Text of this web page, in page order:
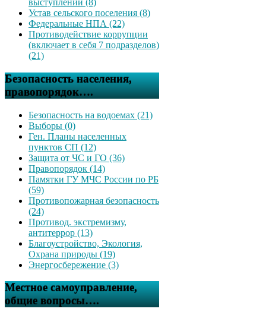
выступлений (8)
Устав сельского поселения (8)
Федеральные НПА (22)
Противодействие коррупции
(включает в себя 7 подразделов)
(21)
Безопасность населения,
правопорядок….
Безопасность на водоемах (21)
Выборы (0)
Ген. Планы населенных
пунктов СП (12)
Защита от ЧС и ГО (36)
Правопорядок (14)
Памятки ГУ МЧС России по РБ
(59)
Противопожарная безопасность
(24)
Противод. экстремизму,
антитеррор (13)
Благоустройство, Экология,
Охрана природы (19)
Энергосбережение (3)
Местное самоуправление,
общие вопросы….